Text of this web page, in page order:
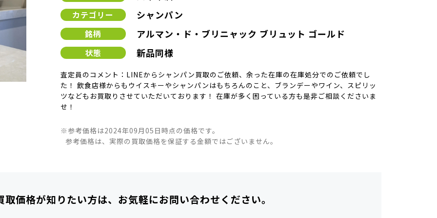
カテゴリー シャンパン
銘柄 アルマン・ド・ブリニャック ブリュット ゴールド
状態 新品同様
査定員のコメント：LINEからシャンパン買取のご依頼、余った在庫の在庫処分でのご依頼でし
た！ 飲食店様からもウイスキーやシャンパンはもちろんのこと、ブランデーやワイン、スピリッ
ツなどもお買取りさせていただいております！ 在庫が多く困っている方も是非ご相談くださいま
せ！
※参考価格は2024年09月05日時点の価格です。
参考価格は、実際の買取価格を保証する金額ではございません。
取価格が知りたい方は、 お気軽にお問い合わせください。